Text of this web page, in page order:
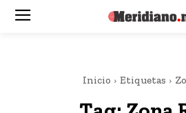
Inicio Etiquetas